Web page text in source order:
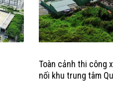
Toàn cảnh thi công
nối khu trung tâm